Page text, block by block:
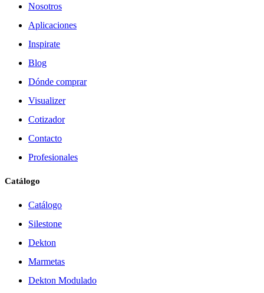
Nosotros
Aplicaciones
Inspirate
Blog
Dónde comprar
Visualizer
Cotizador
Contacto
Profesionales
Catálogo
Catálogo
Silestone
Dekton
Marmetas
Dekton Modulado